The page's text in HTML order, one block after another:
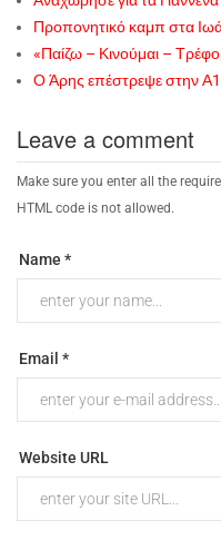
Προπονητικό καμπ στα
«Παίζω – Κινούμαι –
Ο Άρης επέστρεψε στην
Leave a comment
Make sure you enter all the
HTML code is not allowed.
Name *
Email *
Website URL